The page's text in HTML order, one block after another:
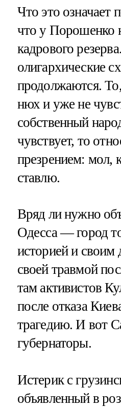
Что это означает
что у Порошенко
кадрового
олигархические
продолжаются.
нюх и уже не
собственный
чувствует, то
презрением: мол,
ставлю.
Вряд ли нужно
Одесса — город
историей и
своей травмой
там активистов
после отказа
трагедию. И вот
губернаторы.
Истерик с
объявленный в